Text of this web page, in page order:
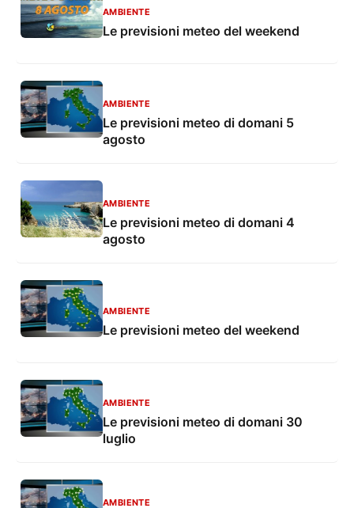
AMBIENTE
Le previsioni meteo del weekend
AMBIENTE
Le previsioni meteo di domani 5
agosto
AMBIENTE
Le previsioni meteo di domani 4
agosto
AMBIENTE
Le previsioni meteo del weekend
AMBIENTE
Le previsioni meteo di domani 30
luglio
AMBIENTE